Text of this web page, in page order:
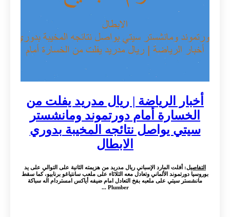
أخبار الرياضة | ريال مدريد يفلت من
الخسارة أمام دورتموند ومانشستر
سيتي يواصل نتائجه المخيبة بدوري
الابطال
التفاصيل: أفلت المارد الإسباني ريال مدريد من هزيمته الثانية على التوالي على يد
بوروسيا دورتموند الألماني وتعادل معه الثلاثاء على ملعب سانتياغو برنابيو، كما سقط
مانشستر سيتي على ملعبه بفخ التعادل امام ضيفه أياكس امستردام اله سباكة
Plumber ...